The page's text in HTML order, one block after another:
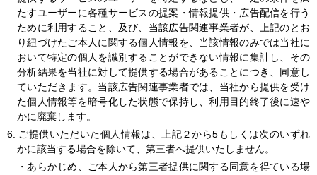
たすユーザーに各種サービスの提案・情報提供・広告配信を行う
ために利用すること、及び、当該広告関連事業者が、上記のとお
り紐づけたご本人に関する個人情報を、当該情報のみでは当社に
おいて特定の個人を識別することができない情報に集計し、その
分析結果を当社に対して提供する場合があることにつき、同意し
ていただきます。当該広告関連事業者では、当社から提供を受け
た個人情報等を暗号化した状態で保持し、利用目的終了後に速や
かに廃棄します。
6.
ご提供いただいた個人情報は、上記２から5もしくは次のいずれ
かに該当する場合を除いて、第三者へ提供いたしません。
・あらかじめ、ご本人から第三者提供に関する同意を得ている場